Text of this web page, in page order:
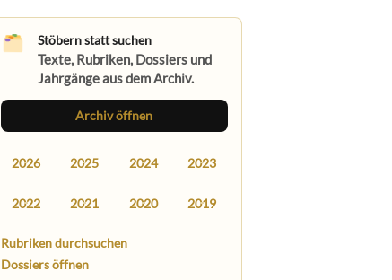
Stöbern statt suchen
Texte, Rubriken, Dossiers und
Jahrgänge aus dem Archiv.
Archiv öffnen
2026 2025 2024 2023
2022 2021 2020 2019
Rubriken durchsuchen
Dossiers öffnen